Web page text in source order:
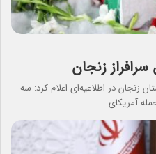
زنجان
زنجان در اطلاعیه‌ای اعلام کرد: سه
آمریکای…